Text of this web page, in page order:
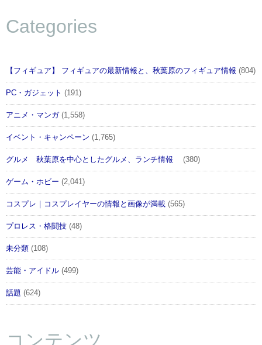
TVアニメ2期第3話挿入歌「MY舞☆TONIGHT」衣装を
着た「Aqours」の1年生メンバーたちをデザインしたT
シャツ。
●L賞 3年生ver. Ｔシャツ （全1種）男性向けLサイズ
Categories
【フィギュア】 フィギュアの最新情報と、秋葉原のフィギュア情報 (804)
PC・ガジェット (191)
アニメ・マンガ(1,558)
イベント・キャンペーン (1,765)
グルメ 秋葉原を中心としたグルメ、ランチ情報 (380)
ゲーム・ホビー (2,041)
コスプレ｜コスプレイヤーの情報と画像が満載 (565)
プロレス・格闘技 (48)
未分類 (108)
芸能・アイドル (499)
話題 (624)
コンテンツ